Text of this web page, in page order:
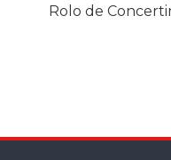
Rolo de